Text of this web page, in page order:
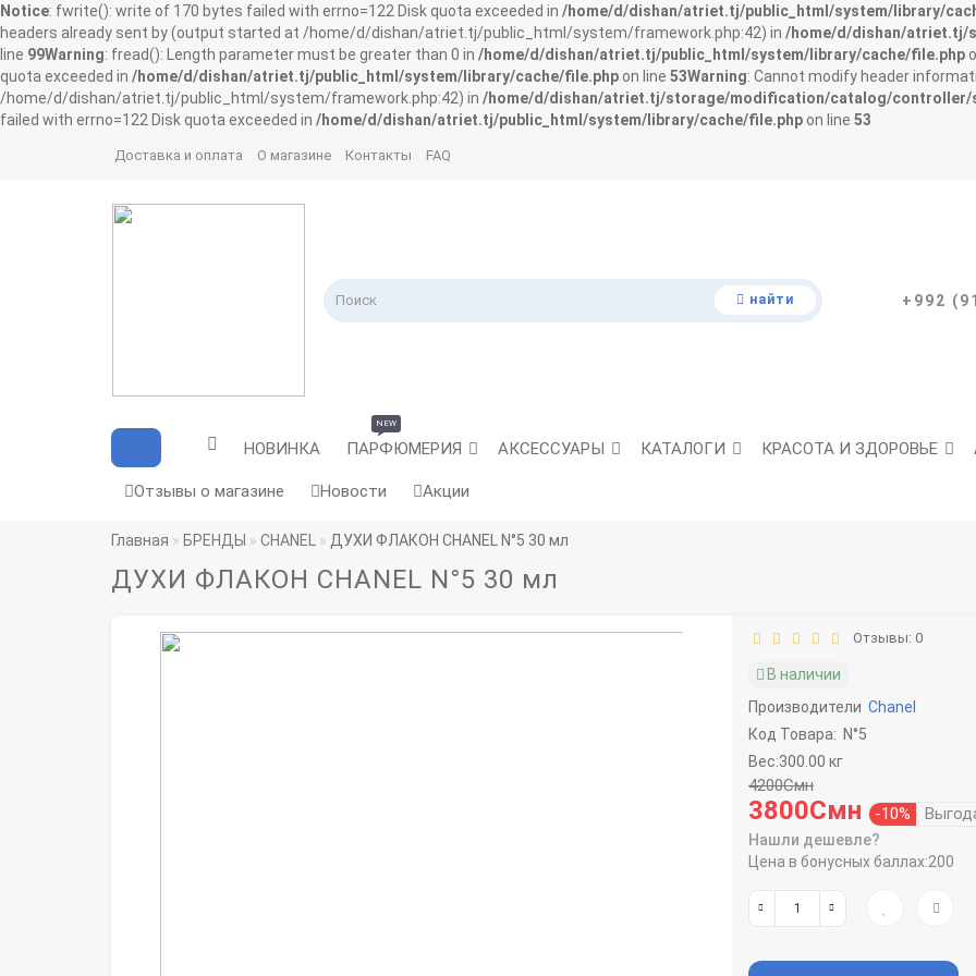
Notice: fwrite(): write of 170 bytes failed with errno=122 Disk quota exceeded in /home/d/dishan/atriet.tj/public_html/system/library/
headers already sent by (output started at /home/d/dishan/atriet.tj/public_html/system/framework.php:42) in /home/d/dishan/
line 99Warning: fread(): Length parameter must be greater than 0 in /home/d/dishan/atriet.tj/public_html/system/library/cache/file.php
quota exceeded in /home/d/dishan/atriet.tj/public_html/system/library/cache/file.php on line 53Warning: Cannot modify header
/home/d/dishan/atriet.tj/public_html/system/framework.php:42) in /home/d/dishan/atriet.tj/storage/modification/catalog/controller/
failed with errno=122 Disk quota exceeded in /home/d/dishan/atriet.tj/public_html/system/library/cache/file.php on line 53
Доставка и оплата О магазине Контакты FAQ
найти +992
НОВИНКА ПАРФЮМЕРИЯ
NEW
АКСЕССУАРЫ КАТАЛОГИ КРАСОТА И ЗДОРОВЬЕ
Отзывы о магазине Новости Акции
Главная БРЕНДЫ CHANEL ДУХИ ФЛАКОН CHANEL N°5 30 мл
ДУХИ ФЛАКОН CHANEL N°5 30 мл
Отзывы: 0
В наличии
Производители Chanel
Код Товара: N°5
Вес:300.00 кг
4200Смн
3800Смн -10%
Нашли дешевле?
Цена в бонусных баллах:200